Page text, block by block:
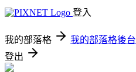
登入
我的部落格 我的部落格後台
登出